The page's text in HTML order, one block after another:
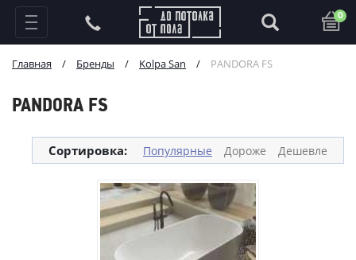
0
Главная / Бренды / Kolpa San / PANDORA FS
PANDORA FS
Сортировка: Популярные Дороже Дешевле